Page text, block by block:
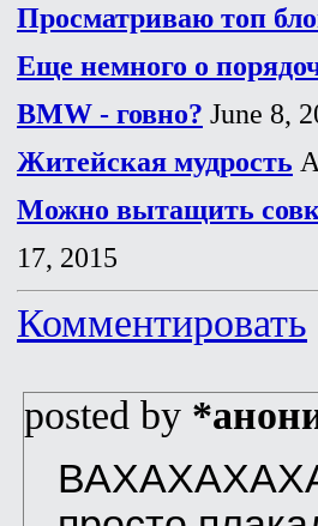
Просматриваю топ
Еще немного о
BMW - говно? June 8,
Житейская мудрость
Можно вытащить
17, 2015
Комментировать
posted by